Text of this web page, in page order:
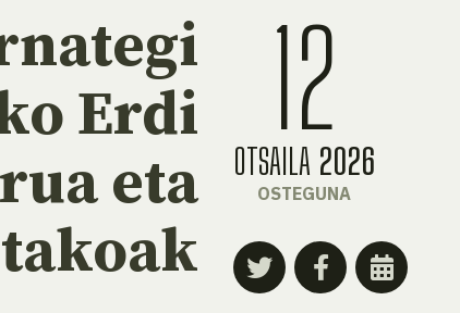
Erdi
eta
12
OTSAILA 2026
OSTEGUNA